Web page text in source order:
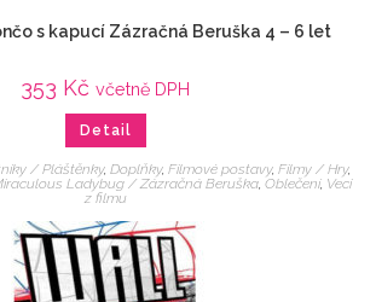
s kapucí Zázračná Beruška 4 – 6 let
353 Kč včetně DPH
Detail
/ Pláštěnky, Doplňky, Filmové postavy, Filmy / Hry,
Ladybug / Zázračná Beruška, Oblečení, Veci
z filmu